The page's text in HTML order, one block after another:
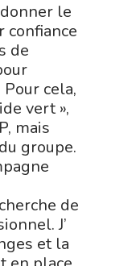
le
confiance
de
cela,
vert »,
mais
groupe.
de
J’
et la